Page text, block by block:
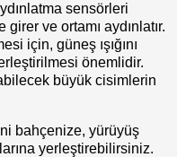
sensörleri
ve ortamı aydınlatır.
için, güneş ışığını
önemlidir.
büyük cisimlerin
bahçenize, yürüyüş
yerleştirebilirsiniz.